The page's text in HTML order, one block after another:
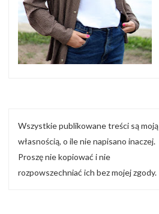
Wszystkie publikowane treści są moją
własnością, o ile nie napisano inaczej.
Proszę nie kopiować i nie
rozpowszechniać ich bez mojej zgody.